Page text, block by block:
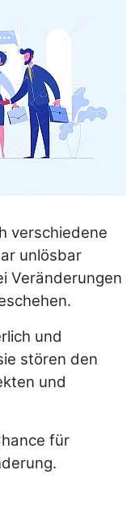
verschiedene
unlösbar
Veränderungen
und
stören den
und
für